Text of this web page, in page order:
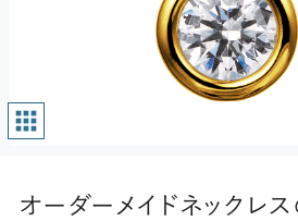
オーダーメイドネックレ